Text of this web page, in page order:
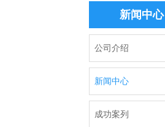
新闻中心
公司介绍
新闻中心
成功案列